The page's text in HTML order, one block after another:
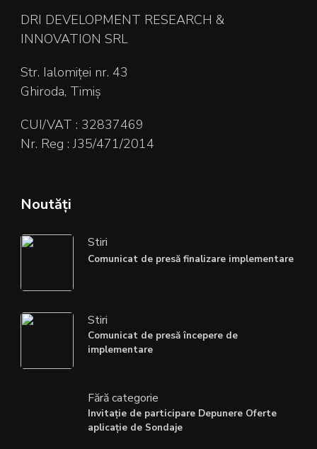
DRI DEVELOPMENT RESEARCH &
INNOVATION SRL
Str. Ialomiței nr. 43
Ghiroda, Timiș
CUI/VAT : 32837469
Nr. Reg : J35/471/2014
Noutăți
Stiri
Comunicat de presă finalizare implementare
Stiri
Comunicat de presă începere de
implementare
Fără categorie
Invitație de participare Depunere Oferte
aplicație de Sondaje